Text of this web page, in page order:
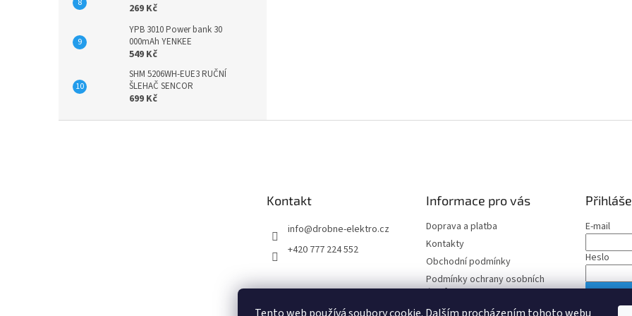
269 Kč
YPB 3010 Power bank 30
000mAh YENKEE
549 Kč
SHM 5206WH-EUE3 RUČNÍ
ŠLEHAČ SENCOR
699 Kč
Kontakt
info@drobne-elektro.cz
+420 777 224 552
Informace pro vás
Doprava a platba
Kontakty
Obchodní podmínky
Podmínky ochrany osobních
údajů
E-mail
Heslo